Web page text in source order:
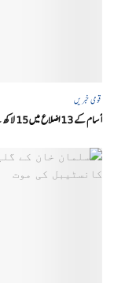
قومی خبریں
آسام کے 13 اضلاع میں 15 لاکھ سے زائد افراد سیلاب سے متاثر